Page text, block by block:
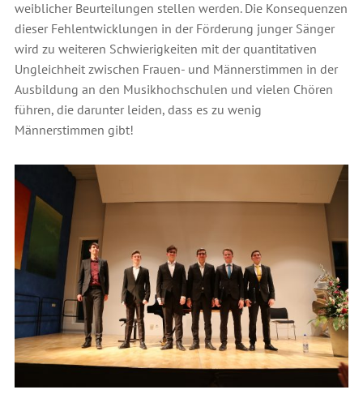
weiblicher Beurteilungen stellen werden. Die Konsequenzen
dieser Fehlentwicklungen in der Förderung junger Sänger
wird zu weiteren Schwierigkeiten mit der quantitativen
Ungleichheit zwischen Frauen- und Männerstimmen in der
Ausbildung an den Musikhochschulen und vielen Chören
führen, die darunter leiden, dass es zu wenig
Männerstimmen gibt!